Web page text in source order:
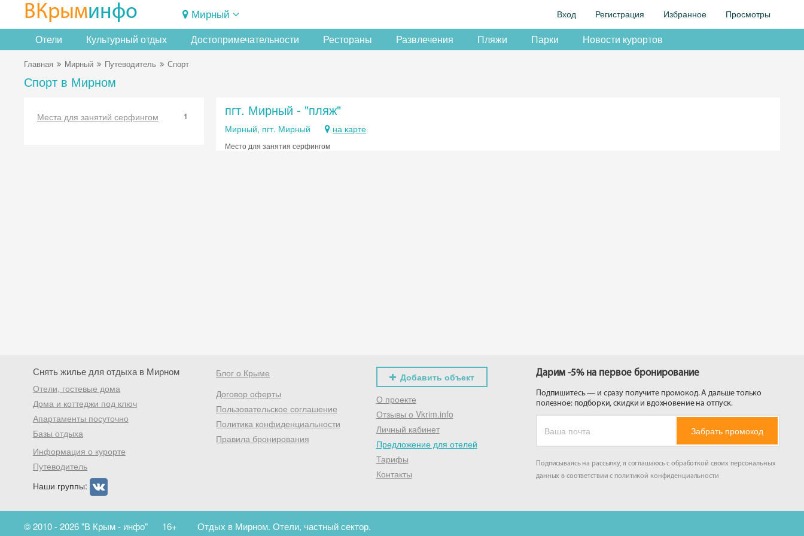
ВКрыминфо Мирный Вход Регистрация Избранное Просмотры
Отели Культурный отдых Достопримечательности Рестораны Развлечения Пляжи Парки Новости курортов
Главная Мирный Путеводитель Спорт
Спорт в Мирном
Места для занятий серфингом 1 пгт. Мирный - "пляж"
Мирный, пгт. Мирный на карте
Место для занятия серфингом
Снять жилье для отдыха в Мирном
Отели, гостевые дома
Дома и коттеджи под ключ
Апартаменты посуточно
Базы отдыха
Информация о курорте
Путеводитель
Наши группы:
Блог о Крыме
Договор оферты
Пользовательское соглашение
Политика конфиденциальности
Правила бронирования
Добавить объект
О проекте
Отзывы о Vkrim.info
Личный кабинет
Предложение для отелей
Тарифы
Контакты
Дарим -5% на первое бронирование
Подпишитесь — и сразу получите промокод. А дальше только
полезное: подборки, скидки и вдохновение на отпуск.
Забрать промокод
Подписываясь на рассылку, я соглашаюсь с обработкой своих персональных
данных в соответствии с политикой конфиденциальности
© 2010 - 2026 "В Крым - инфо" 16+ Отдых в Мирном. Отели, частный сектор.